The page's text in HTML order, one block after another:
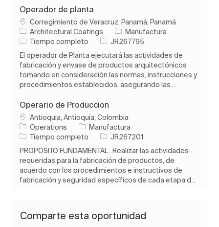
Operador de planta
Ubicación
Corregimiento de Veracruz, Panamá, Panamá
Architectural Coatings
Categoría
Manufactura
Tipo de trabajo
Tiempo completo ID de trabajo
JR267795
El operador de Planta ejecutará las actividades de
fabricación y envase de productos arquitectónicos
tomando en consideración las normas, instrucciones y
procedimientos establecidos, asegurando las...
Operario de Produccion
Ubicación
Antioquia, Antioquia, Colombia
Operations
Categoría
Manufactura
Tipo de trabajo
Tiempo completo ID de trabajo
JR267201
PROPÓSITO FUNDAMENTAL . Realizar las actividades
requeridas para la fabricación de productos, de
acuerdo con los procedimientos e instructivos de
fabricación y seguridad específicos de cada etapa d...
Comparte esta oportunidad